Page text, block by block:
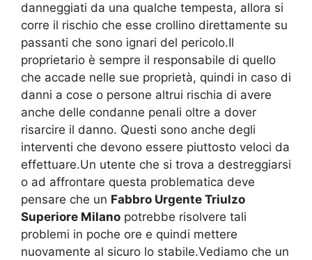
danneggiati da una qualche tempesta, allora si
corre il rischio che esse crollino direttamente su
passanti che sono ignari del pericolo.Il
proprietario è sempre il responsabile di quello
che accade nelle sue proprietà, quindi in caso di
danni a cose o persone altrui rischia di avere
anche delle condanne penali oltre a dover
risarcire il danno. Questi sono anche degli
interventi che devono essere piuttosto veloci da
effettuare.Un utente che si trova a destreggiarsi
o ad affrontare questa problematica deve
pensare che un Fabbro Urgente Triulzo
Superiore Milano potrebbe risolvere tali
problemi in poche ore e quindi mettere
nuovamente al sicuro lo stabile.Vediamo che un